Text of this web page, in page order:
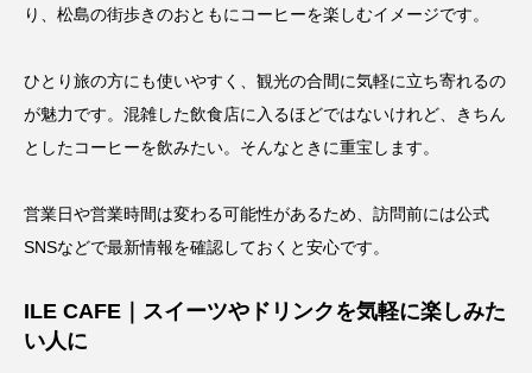
り、松島の街歩きのおともにコーヒーを楽しむイメージです。
ひとり旅の方にも使いやすく、観光の合間に気軽に立ち寄れるの
が魅力です。混雑した飲食店に入るほどではないけれど、きちん
としたコーヒーを飲みたい。そんなときに重宝します。
営業日や営業時間は変わる可能性があるため、訪問前には公式
SNSなどで最新情報を確認しておくと安心です。
ILE CAFE｜スイーツやドリンクを気軽に楽しみた
い人に